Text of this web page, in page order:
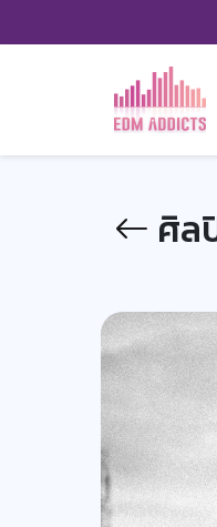
ศิล